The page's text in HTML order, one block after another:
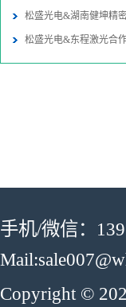
手机/微信：
Copyright ©